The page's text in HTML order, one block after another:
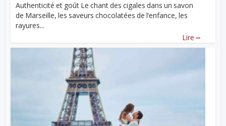
Authenticité et goût Le chant des cigales dans un savon
de Marseille, les saveurs chocolatées de l’enfance, les
rayures...
Lire ...